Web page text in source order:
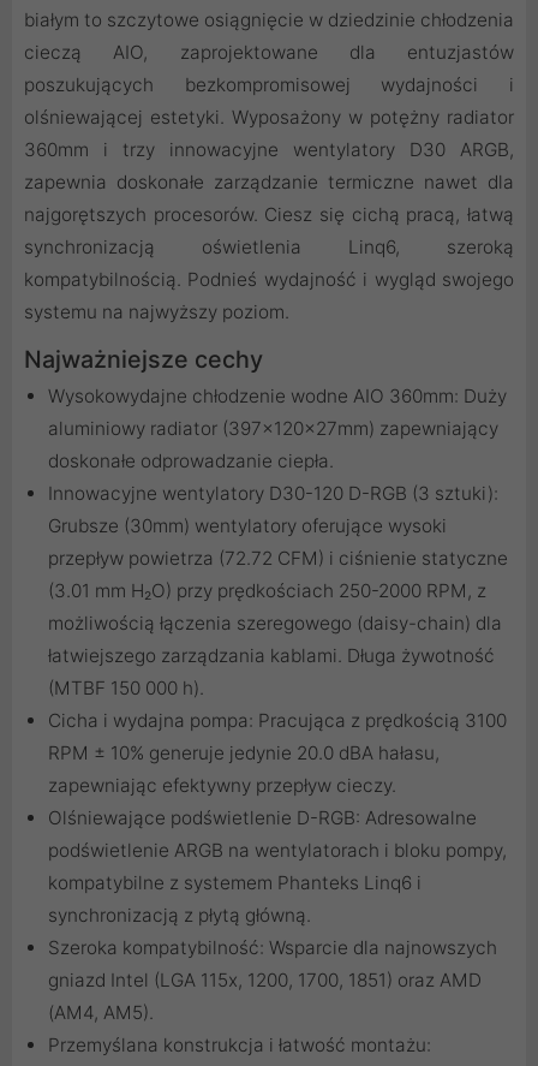
białym to szczytowe osiągnięcie w dziedzinie chłodzenia
cieczą AIO, zaprojektowane dla entuzjastów
poszukujących bezkompromisowej wydajności i
olśniewającej estetyki. Wyposażony w potężny radiator
360mm i trzy innowacyjne wentylatory D30 ARGB,
zapewnia doskonałe zarządzanie termiczne nawet dla
najgorętszych procesorów. Ciesz się cichą pracą, łatwą
synchronizacją oświetlenia Linq6, szeroką
kompatybilnością. Podnieś wydajność i wygląd swojego
systemu na najwyższy poziom.
Najważniejsze cechy
Wysokowydajne chłodzenie wodne AIO 360mm: Duży
aluminiowy radiator (397x120x27mm) zapewniający
doskonałe odprowadzanie ciepła.
Innowacyjne wentylatory D30-120 D-RGB (3 sztuki):
Grubsze (30mm) wentylatory oferujące wysoki
przepływ powietrza (72.72 CFM) i ciśnienie statyczne
(3.01 mm H₂O) przy prędkościach 250-2000 RPM, z
możliwością łączenia szeregowego (daisy-chain) dla
łatwiejszego zarządzania kablami. Długa żywotność
(MTBF 150 000 h).
Cicha i wydajna pompa: Pracująca z prędkością 3100
RPM ± 10% generuje jedynie 20.0 dBA hałasu,
zapewniając efektywny przepływ cieczy.
Olśniewające podświetlenie D-RGB: Adresowalne
podświetlenie ARGB na wentylatorach i bloku pompy,
kompatybilne z systemem Phanteks Linq6 i
synchronizacją z płytą główną.
Szeroka kompatybilność: Wsparcie dla najnowszych
gniazd Intel (LGA 115x, 1200, 1700, 1851) oraz AMD
(AM4, AM5).
Przemyślana konstrukcja i łatwość montażu: